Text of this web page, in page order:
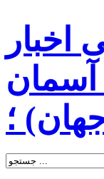
؛